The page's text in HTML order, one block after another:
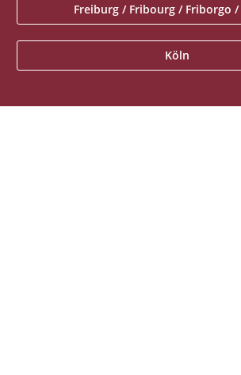
Freiburg / Fribourg / Friborgo
Köln